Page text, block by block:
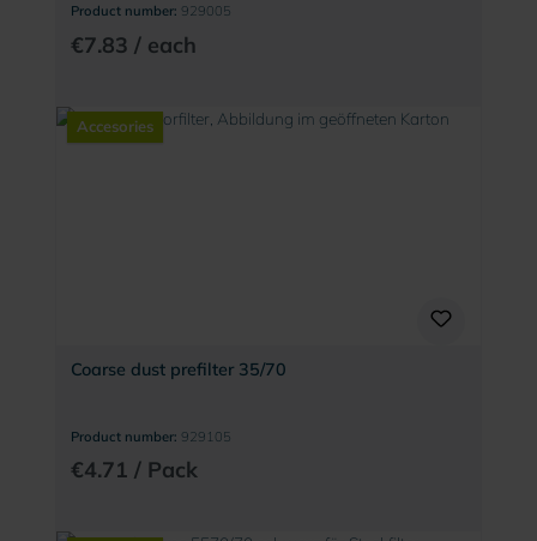
Product number: 929005
€7.83 / each
Accesories
Coarse dust prefilter 35/70
Product number: 929105
€4.71 / Pack